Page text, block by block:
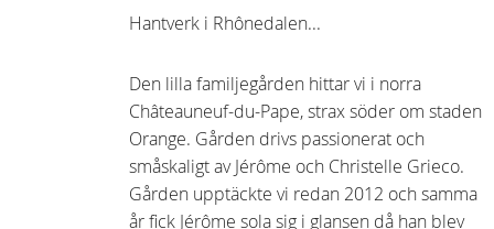
Hantverk i Rhônedalen...
Den lilla familjegården hittar vi i norra
Châteauneuf-du-Pape, strax söder om staden
Orange. Gården drivs passionerat och
småskaligt av Jérôme och Christelle Grieco.
Gården upptäckte vi redan 2012 och samma
år fick Jérôme sola sig i glansen då han blev